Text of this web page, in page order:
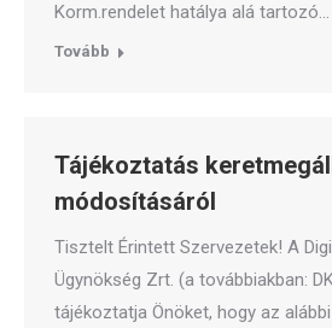
Korm.rendelet hatálya alá tartozó…
Tovább
Tájékoztatás
módosításáról
Tisztelt Érintett Szervezetek! A
Ügynökség Zrt. (a továbbiakban:
tájékoztatja Önöket, hogy az